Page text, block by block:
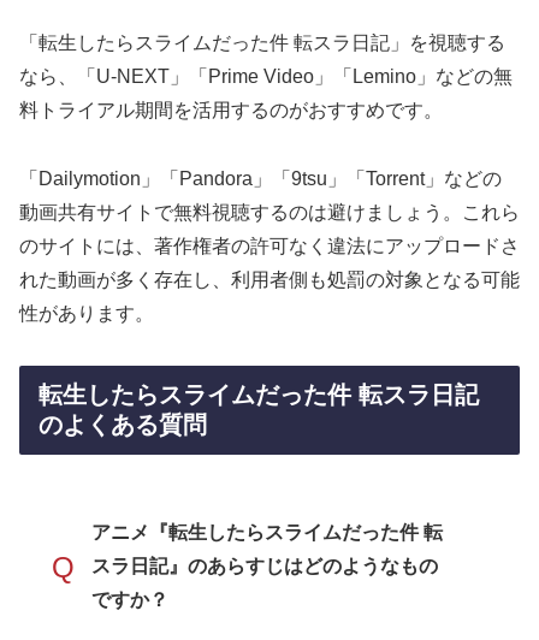
「転生したらスライムだった件 転スラ日記」を視聴する
なら、「U-NEXT」「Prime Video」「Lemino」などの無
料トライアル期間を活用するのがおすすめです。
「Dailymotion」「Pandora」「9tsu」「Torrent」などの
動画共有サイトで無料視聴するのは避けましょう。これら
のサイトには、著作権者の許可なく違法にアップロードさ
れた動画が多く存在し、利用者側も処罰の対象となる可能
性があります。
転生したらスライムだった件 転スラ日記
のよくある質問
Q
アニメ『転生したらスライムだった件 転
スラ日記』のあらすじはどのようなもの
ですか？